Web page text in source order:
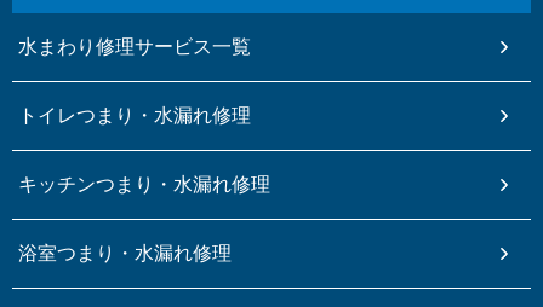
水まわり修理サービス一覧
トイレつまり・水漏れ修理
キッチンつまり・水漏れ修理
浴室つまり・水漏れ修理